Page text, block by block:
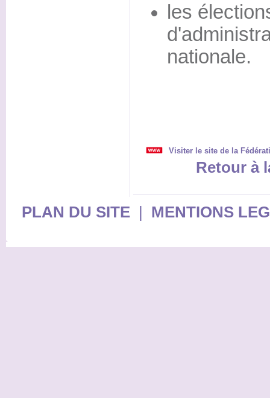
les
nationale.
Visiter le site de la
Retour à
PLAN DU SITE| MENTIONS